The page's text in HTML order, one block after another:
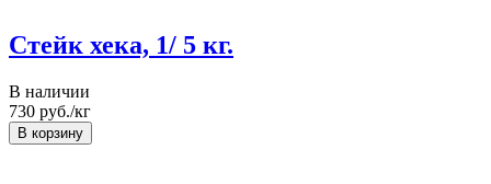
Стейк хека, 1/ 5 кг.
В наличии
730 руб./кг